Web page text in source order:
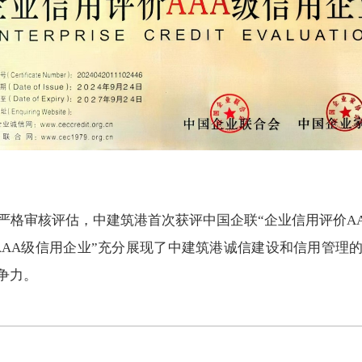
格审核评估，中建筑港首次获评中国企联“企业信用评价
级信用企业”充分展现了中建筑港诚信建设和信用管理
力。